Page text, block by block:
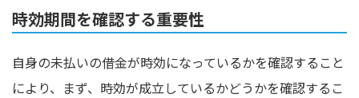
時効期間を確認する重要性
自身の未払いの借金が時効になっているかを確認すること
により、まず、時効が成立しているかどうかを確認するこ